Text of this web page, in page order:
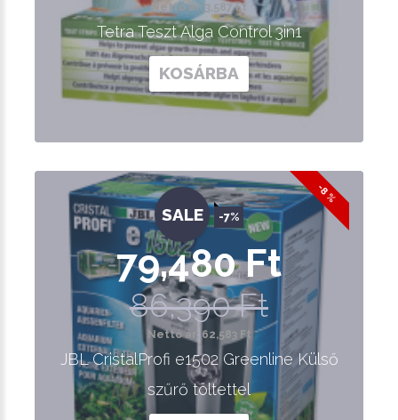
Nettó ár: 3,587 Ft
Tetra Teszt Alga Control 3in1
KOSÁRBA
-8 %
SALE -7%
79,480 Ft
86,390 Ft
Nettó ár: 62,583 Ft
JBL CristalProfi e1502 Greenline Külső
szűrő töltettel